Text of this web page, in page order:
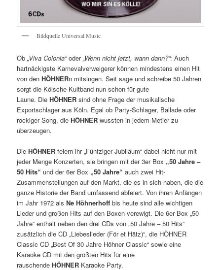
Bildquelle Universal Music
Ob„Viva Colonia“oder„Wenn nicht jetzt, wann dann?“: Auch
hartnäckigste Karnevalverweigerer können mindestens einen Hit
von denHÖHNERn mitsingen. Seit sage und schreibe 50 Jahren
sorgt die Kölsche Kultband nun schon für gute
Laune. DieHÖHNERsind ohne Frage der musikalische
Exportschlager aus Köln. Egal ob Party-Schlager, Ballade oder
rockiger Song, dieHÖHNER wussten in jedem Metier zu
überzeugen.
DieHÖHNERfeiern ihr „Fünfziger Jubiläum“ dabei nicht nur mit
jeder Menge Konzerten, sie bringen mit der 3er Box „50 Jahre –
50 Hits“ und der 6er Box „50 Jahre“ auch zwei Hit-
Zusammenstellungen auf den Markt, die es in sich haben, die die
ganze Historie der Band umfassend abfeiert. Von ihren Anfängen
im Jahr 1972 alsNe Höhnerhoff bis heute sind alle wichtigen
Lieder und großen Hits auf den Boxen verewigt. Die 6er Box „50
Jahre“ enthält neben den drei CDs von „50 Jahre – 50 Hits“
zusätzlich die CD „Liebeslieder (För et Hätz)“, die HÖHNER
Classic CD „Best Of 30 Jahre Höhner Classic“ sowie eine
Karaoke CD mit den größten Hits für eine
rauschendeHÖHNER Karaoke Party.